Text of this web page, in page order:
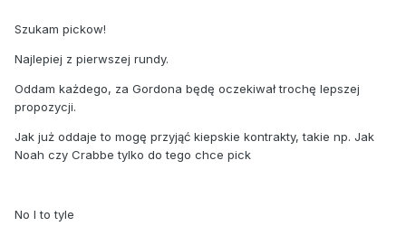
Szukam pickow!
Najlepiej z pierwszej rundy.
Oddam każdego, za Gordona będę oczekiwał trochę lepszej
propozycji.
Jak już oddaje to mogę przyjąć kiepskie kontrakty, takie np. Jak
Noah czy Crabbe tylko do tego chce pick
No I to tyle